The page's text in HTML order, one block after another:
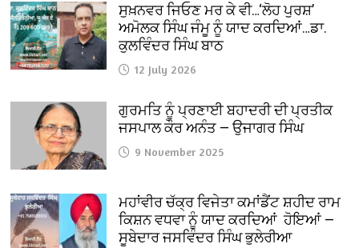
ਸੁਖ਼ਨਵਰ ਜਿਓਣ ਮਰ ਕੇ ਵੀ…‘ਲੋਹ ਪੁਰਸ਼’
ਅਮੋਲਕ ਸਿੰਘ ਜੰਮੂ ਨੂੰ ਯਾਦ ਕਰਦਿਆਂ…ਡਾ.
ਕੁਲਵਿੰਦਰ ਸਿੰਘ ਬਾਠ
12 July 2026
ਗੁਰਮਤਿ ਨੂੰ ਪ੍ਰਣਾਈ ਬਹਾਦਰੀ ਦੀ ਪ੍ਰਤੀਕ
ਜਸਪਾਲ ਕੌਰ ਅਨੰਤ — ਉਜਾਗਰ ਸਿੰਘ
9 November 2025
ਮਹਾਂਵੀਰ ਚੱਕ੍ਰ ਵਿਜੇਤਾ ਕਮਾਂਡੈਂਟ ਸ਼ਹੀਦ ਰਾਮ
ਕਿਸ਼ਨ ਵਧਵਾ ਨੂੰ ਯਾਦ ਕਰਦਿਆਂ ਹੋਇਆਂ —
ਸੂਬੇਦਾਰ ਜਸਵਿੰਦਰ ਸਿੰਘ ਭੁਲੇਰੀਆ